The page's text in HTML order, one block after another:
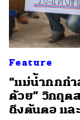
Feature
“แม่น้ำกกกำ
ด้วย” วิกฤต
ถึงต้นตอ แล